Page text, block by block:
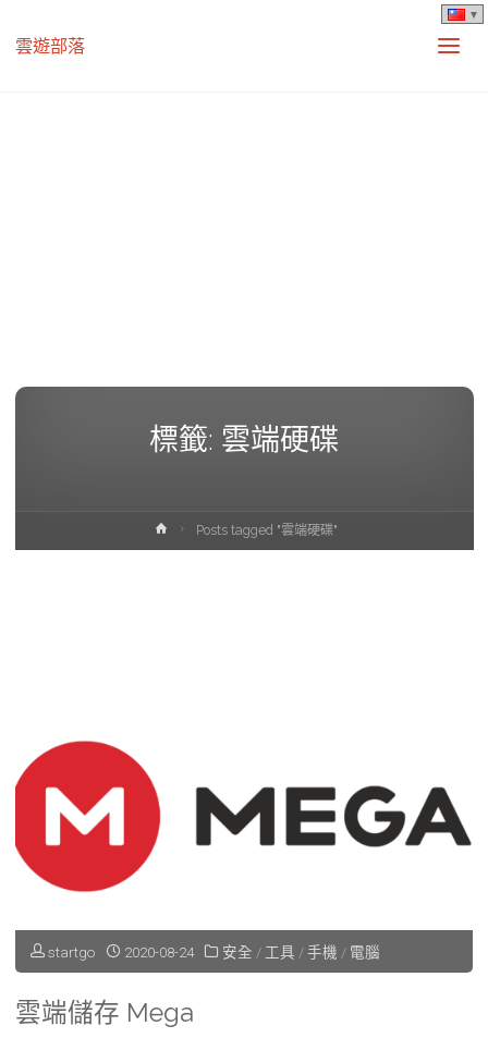
雲遊部落
標籤: 雲端硬碟
HomePosts tagged "雲端硬碟"
startgo 2020-08-24 安全 / 工具 / 手機 / 電腦
雲端儲存 Mega